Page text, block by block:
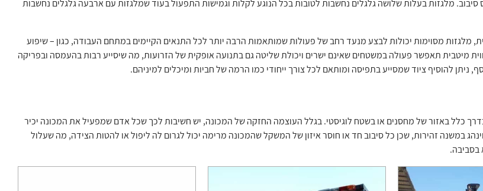
סיבוב. מלגזות בעלות שלושה גלגלים נחשבות לטובות בכל הנוגע לקלות וגמישות התפעול בעוד שמלגזות עם ארבעה גלגלים נחשבות
מלגזות מסוימות יכולות לבצע מנעד רחב של פעולות שמותאמות הרבה יותר לכל התנאים הקיימים במתחם העבודה, כגון – שיפוע
מיטבית תאפשר פעולה במשטחים שאינם ישרים ויכולת שליטה גם בתנועה אופקית של הזרועות, מה שיסייע רבות בהעמסה ובפריקה
ניתן להוסיף ציוד שמסייע בתפיסה ומותאם לכל צורך ייחודי כמו הרמה של חביות ומיכלים למיניהם.
כלל באזור של מחסנים או בשטח לוגיסטי. בגלל העוצמה החזקה של המכונה, יש חשיבות לכך שכל אדם שמפעיל את המכונה יכיר
במשנה זהירות, שכן כל סיבוב חד או חוסר איזון של המשקל שהמכונה מרימה יכול לגרום לה ליפול או להטות הצידה, מה שעלול
בסביבה.